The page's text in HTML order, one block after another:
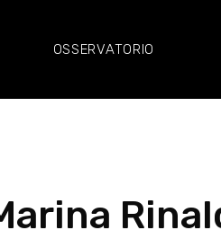
OSSERVATORIO